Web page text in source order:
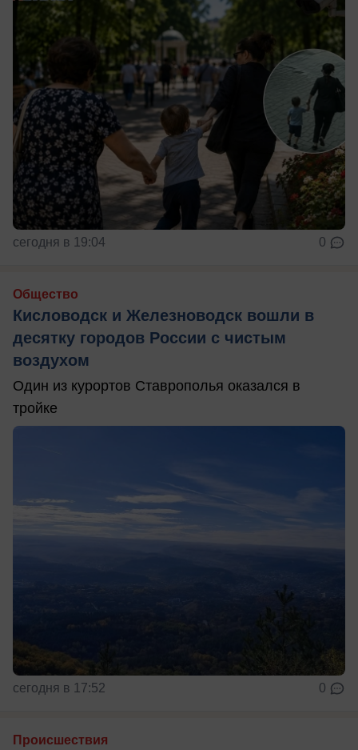
сегодня в 19:04 0
Общество
Кисловодск и Железноводск вошли в
десятку городов России с чистым
воздухом
Один из курортов Ставрополья оказался в
тройке
сегодня в 17:52 0
Происшествия